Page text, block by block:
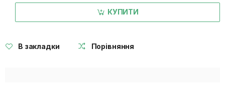
КУПИТИ
В закладки Порівняння